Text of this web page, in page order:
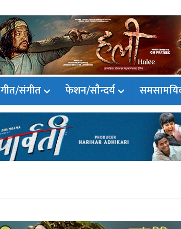
गीत/संगीत फेशन/सौन्दर्य